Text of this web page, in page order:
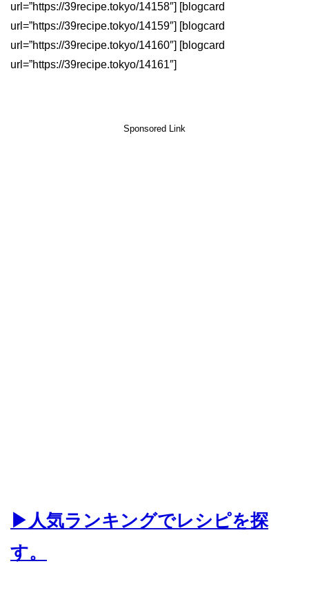
url=”https://39recipe.tokyo/14158″] [blogcard
url=”https://39recipe.tokyo/14159″] [blogcard
url=”https://39recipe.tokyo/14160″] [blogcard
url=”https://39recipe.tokyo/14161″]
Sponsored Link
▶人気ランキングでレシピを探
す。